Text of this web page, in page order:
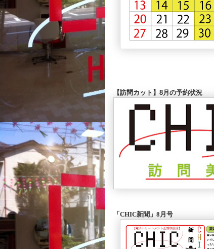
【訪問カット】8月の予約状況
「CHIC新聞」8月号